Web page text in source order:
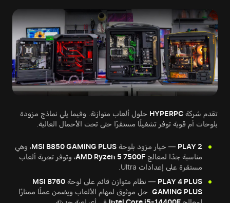
تقدم شركة HYPERPC حلول ألعاب متوازنة. وفيما يلي نماذج مزودة
بلوحات أم قوية توفر تشغيلًا مستقرًا حتى تحت الأحمال العالية.
PLAY 2 — خيار مزود بلوحة MSI B850 GAMING PLUS، وهي
مناسبة جدًا لمعالج AMD Ryzen 5 7500F، وتوفر تجربة ألعاب
مستقرة على إعدادات Ultra.
PLAY 4 PLUS — نظام متوازن قائم على لوحة MSI B760
GAMING PLUS. حل موثوق لمهام الألعاب ويضمن عملًا ممتازًا